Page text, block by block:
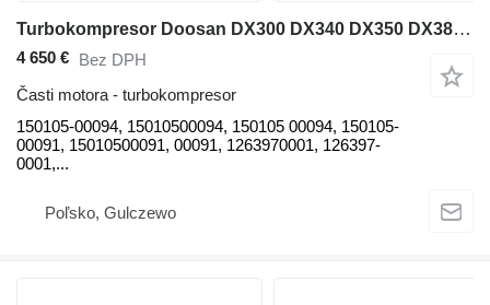
Turbokompresor Doosan DX300 DX340 DX350 DX380 150105-00094 na rýpadla Doosan Doosan DX300, Doosan DX300LC-3, Doosan DX340, Doosan DX340LC-3, Doosan DX350, Doosan DX350LC-3, Doosan DX380, Doosan DX380LC-3
4 650 € Bez DPH
Časti motora - turbokompresor
150105-00094, 15010500094, 150105 00094, 150105-
00091, 15010500091, 00091, 1263970001, 126397-
0001,...
Poľsko, Gulczewo